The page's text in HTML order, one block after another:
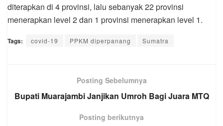
diterapkan di 4 provinsi, lalu sebanyak 22 provinsi
menerapkan level 2 dan 1 provinsi menerapkan level 1.
Tags: covid-19 PPKM diperpanang Sumatra
Posting Sebelumnya
Bupati Muarajambi Janjikan Umroh Bagi Juara MTQ
Posting berikutnya